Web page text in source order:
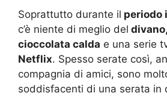
Soprattutto durante il periodo
c’è niente di meglio del
cioccolata calda e una serie
Netflix. Spesso serate così,
compagnia di amici, sono
soddisfacenti di una serata in